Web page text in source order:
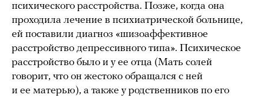
психического расстройства. Позже, когда она
проходила лечение в психиатрической больнице,
ей поставили диагноз «шизоаффективное
расстройство депрессивного типа». Психическое
расстройство было и у ее отца (Мать солей
говорит, что он жестоко обращался с ней
и ее матерью), а также у родственников по его